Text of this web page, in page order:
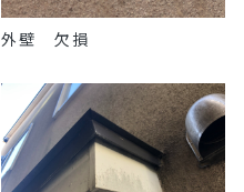
外壁 欠損